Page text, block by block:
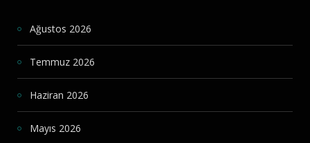
Ağustos 2026
Temmuz 2026
Haziran 2026
Mayıs 2026